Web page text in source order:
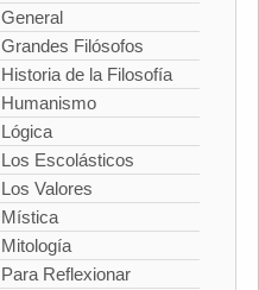
General
Grandes Filósofos
Historia de la Filosofía
Humanismo
Lógica
Los Escolásticos
Los Valores
Mística
Mitología
Para Reflexionar